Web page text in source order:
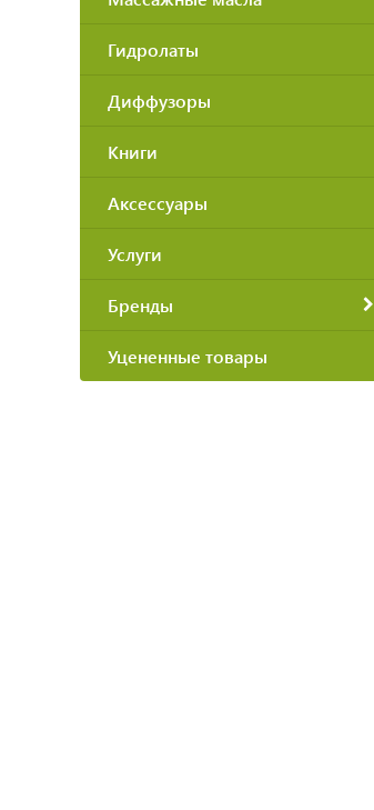
Гидролаты
Диффузоры
Книги
Аксессуары
Услуги
Бренды
Уцененные товары